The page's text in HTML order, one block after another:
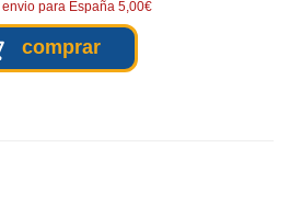
para España 5,00€
comprar